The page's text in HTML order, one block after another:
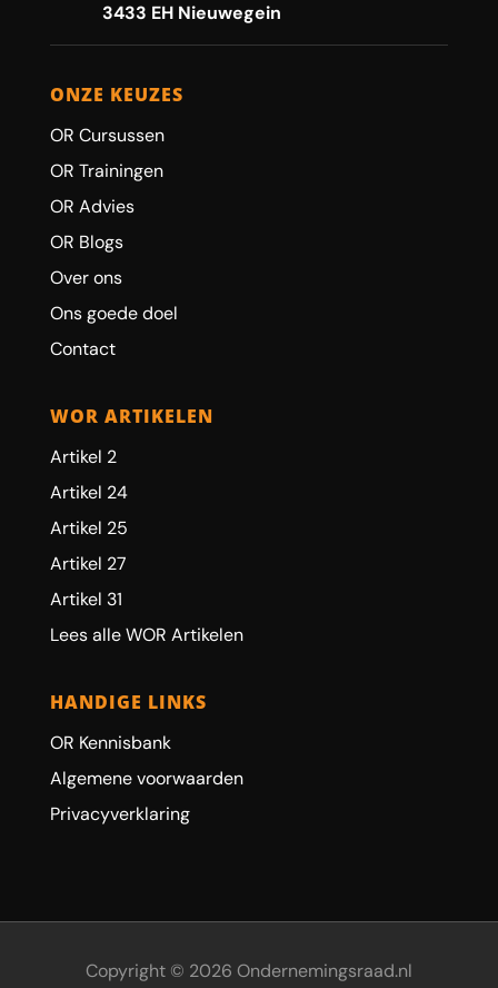
3433 EH Nieuwegein
ONZE KEUZES
OR Cursussen
OR Trainingen
OR Advies
OR Blogs
Over ons
Ons goede doel
Contact
WOR ARTIKELEN
Artikel 2
Artikel 24
Artikel 25
Artikel 27
Artikel 31
Lees alle WOR Artikelen
HANDIGE LINKS
OR Kennisbank
Algemene voorwaarden
Privacyverklaring
Copyright © 2026 Ondernemingsraad.nl